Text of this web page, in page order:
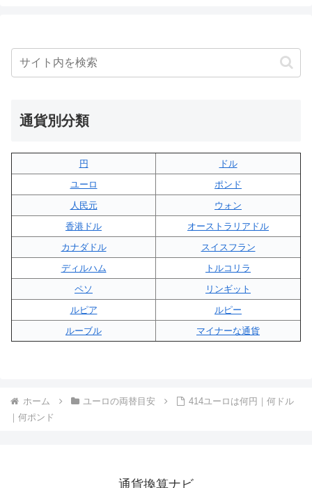
通貨別分類
円
ドル
ユーロ
ポンド
人民元
ウォン
香港ドル
オーストラリアドル
カナダドル
スイスフラン
ディルハム
トルコリラ
ペソ
リンギット
ルピア
ルピー
ルーブル
マイナーな通貨
ホーム ユーロの両替目安
414ユーロは何円｜何ドル
｜何ポンド
通貨換算ナビ